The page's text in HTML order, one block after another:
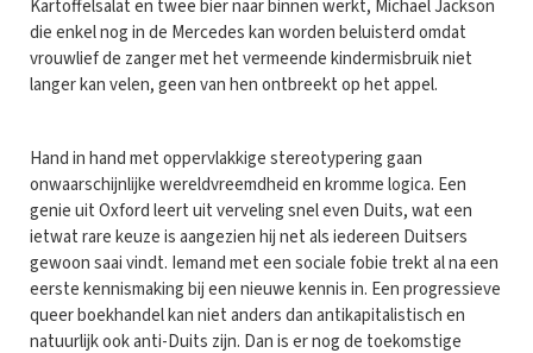
Kartoffelsalat en twee bier naar binnen werkt, Michael Jackson
die enkel nog in de Mercedes kan worden beluisterd omdat
vrouwlief de zanger met het vermeende kindermisbruik niet
langer kan velen, geen van hen ontbreekt op het appel.
Hand in hand met oppervlakkige stereotypering gaan
onwaarschijnlijke wereldvreemdheid en kromme logica. Een
genie uit Oxford leert uit verveling snel even Duits, wat een
ietwat rare keuze is aangezien hij net als iedereen Duitsers
gewoon saai vindt. Iemand met een sociale fobie trekt al na een
eerste kennismaking bij een nieuwe kennis in. Een progressieve
queer boekhandel kan niet anders dan antikapitalistisch en
natuurlijk ook anti-Duits zijn. Dan is er nog de toekomstige